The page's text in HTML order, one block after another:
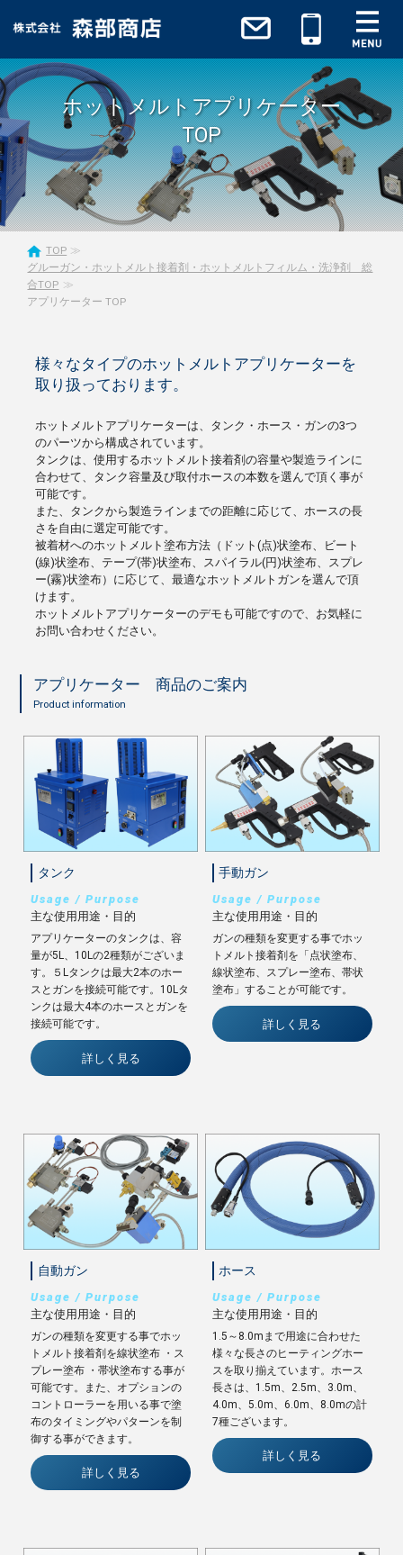
ホットメルトアプリケーター
TOP
TOP
グルーガン・ホットメルト接着剤・ホットメルトフィルム・洗浄剤 総
合TOP
アプリケーター TOP
様々なタイプのホットメルトアプリケーターを
取り扱っております。
ホットメルトアプリケーターは、タンク・ホース・ガンの3つ
のパーツから構成されています。
タンクは、使用するホットメルト接着剤の容量や製造ラインに
合わせて、タンク容量及び取付ホースの本数を選んで頂く事が
可能です。
また、タンクから製造ラインまでの距離に応じて、ホースの長
さを自由に選定可能です。
被着材へのホットメルト塗布方法（ドット(点)状塗布、ビート
(線)状塗布、テープ(帯)状塗布、スパイラル(円)状塗布、スプレ
ー(霧)状塗布）に応じて、最適なホットメルトガンを選んで頂
けます。
ホットメルトアプリケーターのデモも可能ですので、お気軽に
お問い合わせください。
アプリケーター 商品のご案内
Product information
タンク
Usage / Purpose
主な使用用途・目的
アプリケーターのタンクは、容
量が5L、10Lの2種類がございま
す。５Lタンクは最大2本のホー
スとガンを接続可能です。10Lタ
ンクは最大4本のホースとガンを
接続可能です。
詳しく見る
手動ガン
Usage / Purpose
主な使用用途・目的
ガンの種類を変更する事でホッ
トメルト接着剤を「点状塗布、
線状塗布、スプレー塗布、帯状
塗布」することが可能です。
詳しく見る
自動ガン
Usage / Purpose
主な使用用途・目的
ガンの種類を変更する事でホッ
トメルト接着剤を線状塗布 ・ス
プレー塗布 ・帯状塗布する事が
可能です。また、オプションの
コントローラーを用いる事で塗
布のタイミングやパターンを制
御する事ができます。
詳しく見る
ホース
Usage / Purpose
主な使用用途・目的
1.5～8.0mまで用途に合わせた
様々な長さのヒーティングホー
スを取り揃えています。ホース
長さは、1.5m、2.5m、3.0m、
4.0m、5.0m、6.0m、8.0mの計
7種ございます。
詳しく見る